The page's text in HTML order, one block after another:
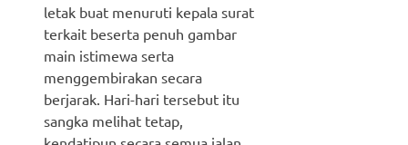
letak buat menuruti kepala surat
terkait beserta penuh gambar
main istimewa serta
menggembirakan secara
berjarak. Hari-hari tersebut itu
sangka melihat tetap,